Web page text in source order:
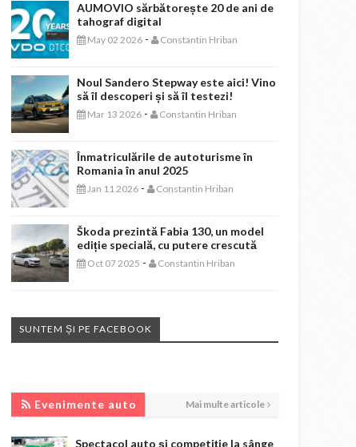
AUMOVIO sărbătorește 20 de ani de
tahograf digital
May 02 2026 - Constantin Hriban
Noul Sandero Stepway este aici! Vino
să îl descoperi și să îl testezi!
Mar 13 2026 - Constantin Hriban
Înmatriculările de autoturisme în
Romania în anul 2025
Jan 11 2026 - Constantin Hriban
Škoda prezintă Fabia 130, un model
ediție specială, cu putere crescută
Oct 07 2025 - Constantin Hriban
SUNTEM ȘI PE FACEBOOK
Evenimente auto Mai multe articole
Spectacol auto și competiție la sânge